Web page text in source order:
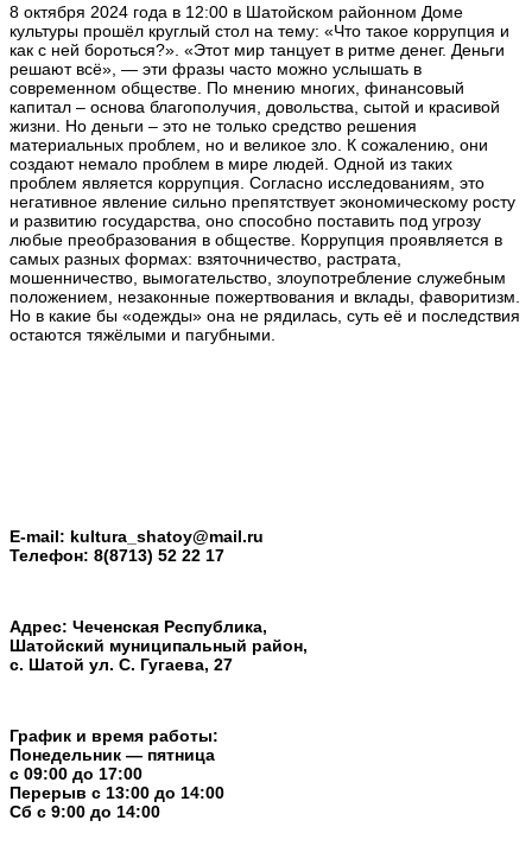
8 октября 2024 года в 12:00 в Шатойском районном Доме
культуры прошёл круглый стол на тему: «Что такое коррупция и
как с ней бороться?». «Этот мир танцует в ритме денег. Деньги
решают всё», — эти фразы часто можно услышать в
современном обществе. По мнению многих, финансовый
капитал – основа благополучия, довольства, сытой и красивой
жизни. Но деньги – это не только средство решения
материальных проблем, но и великое зло. К сожалению, они
создают немало проблем в мире людей. Одной из таких
проблем является коррупция. Согласно исследованиям, это
негативное явление сильно препятствует экономическому росту
и развитию государства, оно способно поставить под угрозу
любые преобразования в обществе. Коррупция проявляется в
самых разных формах: взяточничество, растрата,
мошенничество, вымогательство, злоупотребление служебным
положением, незаконные пожертвования и вклады, фаворитизм.
Но в какие бы «одежды» она не рядилась, суть её и последствия
остаются тяжёлыми и пагубными.
E-mail: kultura_shatoy@mail.ru
Телефон: 8(8713) 52 22 17
Адрес: Чеченская Республика,
Шатойский муниципальный район,
с. Шатой ул. С. Гугаева, 27
График и время работы:
Понедельник — пятница
с 09:00 до 17:00
Перерыв c 13:00 до 14:00
Cб с 9:00 до 14:00